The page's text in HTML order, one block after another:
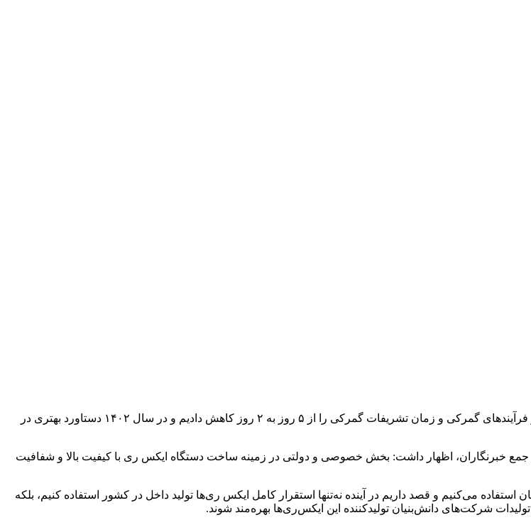
وزیر امور اقتصادی و دارایی گفت: برای کوتاه کردن مسیر حرکت تجار ایرانی در داخل کشور فرآیندهای گمرکی و زمان تشریفات گمرکی را از ۵ روز به ۲ روز کاهش دادیم و در سال ١۴٠٢ دستاورد بهتری در
جمع خبرنگاران، اظهار داشت: بخش خصوصی و دولتی در زمینه ساخت دستگاه ایکس ری با کیفیت بالا و شفافیت
می‌کنیم و قصد داریم در آینده نه‌تنها استقرار کامل ایکس ری‌ها تولید داخل در کشور استفاده کنیم، بلکه
شرکت‌های دانش‌بنیان تولیدکننده این ایکس‌ری‌ها بهره‌مند شوند.